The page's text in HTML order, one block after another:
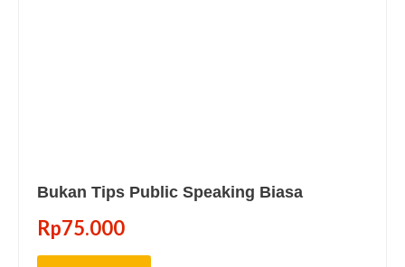
Bukan Tips Public Speaking Biasa
Rp75.000